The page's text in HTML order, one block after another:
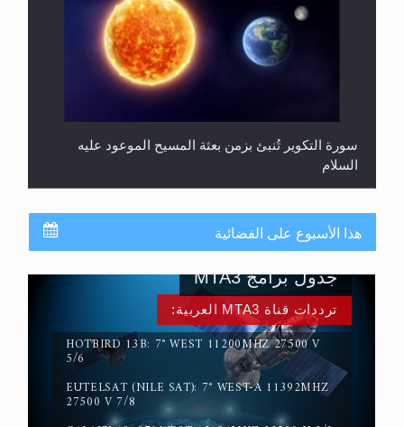
سورة التكوير تُنبئ بزمن بعثة المسيح الموعود عليه
السلام
حقيقة المسيح الدجال
هذا الأسبوع على الفضائية
ترددات قناة MTA3 العربية:
HOTBIRD 13B: 7° WEST 11200MHZ 27500 V
5/6
EUTELSAT (NILE SAT): 7° WEST-A 11392MHZ
27500 V 7/8
جدول برامج MTA3